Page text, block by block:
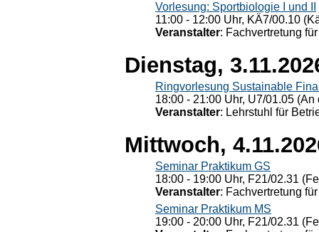
Vorlesung: Sportbiologie I und II
11:00 - 12:00 Uhr, KÄ7/00.10
Veranstalter: Fachvertretung
Dienstag,
Ringvorlesung Sustainable
18:00 - 21:00 Uhr, U7/01.05
Veranstalter: Lehrstuhl für
Mittwoch,
Seminar Praktikum GS
18:00 - 19:00 Uhr, F21/02.31
Veranstalter: Fachvertretung
Seminar Praktikum MS
19:00 - 20:00 Uhr, F21/02.31